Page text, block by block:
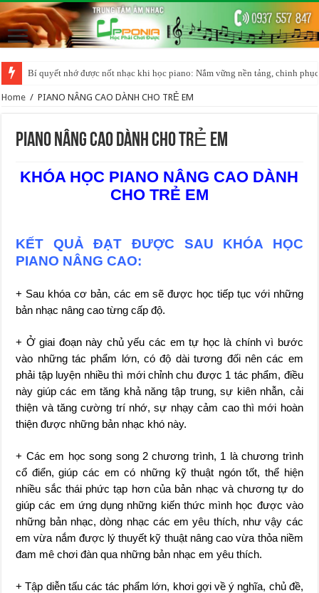
Bí quyết nhớ được nốt nhạc khi học piano: Nắm vững nền tảng, chinh
Home / PIANO NÂNG CAO DÀNH CHO TRẺ EM
PIANO NÂNG CAO DÀNH CHO TRẺ EM
KHÓA HỌC PIANO NÂNG CAO DÀNH
CHO TRẺ EM
KẾT QUẢ ĐẠT ĐƯỢC SAU KHÓA HỌC
PIANO NÂNG CAO:
+ Sau khóa cơ bản, các em sẽ được học tiếp tục với những
bản nhạc nâng cao từng cấp độ.
+ Ở giai đoạn này chủ yếu các em tự học là chính vì bước
vào những tác phẩm lớn, có độ dài tương đối nên các em
phải tập luyện nhiều thì mới chỉnh chu được 1 tác phẩm, điều
này giúp các em tăng khả năng tập trung, sự kiên nhẫn, cải
thiện và tăng cường trí nhớ, sự nhạy cảm cao thì mới hoàn
thiện được những bản nhạc khó này.
+ Các em học song song 2 chương trình, 1 là chương trình
cổ điển, giúp các em có những kỹ thuật ngón tốt, thể hiện
nhiều sắc thái phức tạp hơn của bản nhạc và chương tự do
giúp các em ứng dụng những kiến thức mình học được vào
những bản nhạc, dòng nhạc các em yêu thích, như vậy các
em vừa nắm được lý thuyết kỹ thuật nâng cao vừa thỏa niềm
đam mê chơi đàn qua những bản nhạc em yêu thích.
+ Tập diễn tấu các tác phẩm lớn, khơi gợi về ý nghĩa, chủ đề,